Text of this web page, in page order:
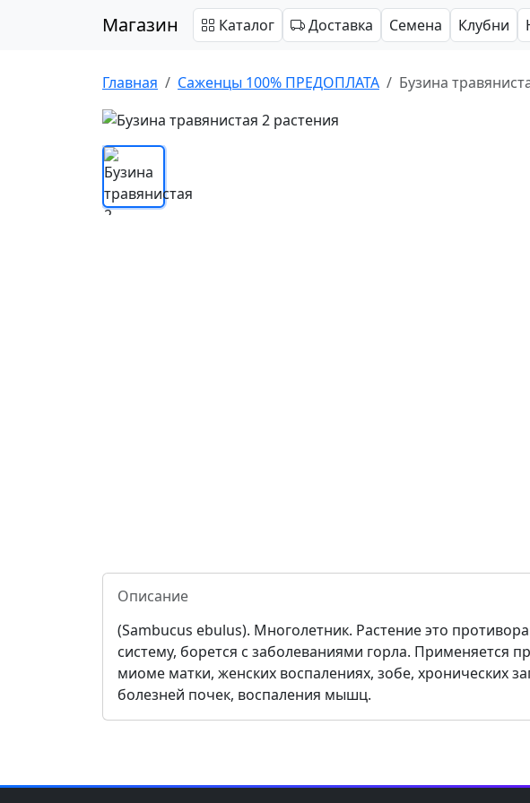
Магазин Каталог Доставка Семена Клубни
Главная Саженцы 100% ПРЕДОПЛАТА Бузина
Описание
(Sambucus ebulus). Многолетник. Растение это
систему, борется с заболеваниями горла. Применяется
миоме матки, женских воспалениях, зобе, хронических
болезней почек, воспаления мышц.